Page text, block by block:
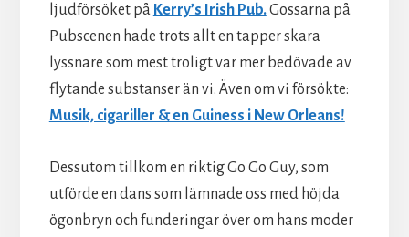
ljudförsöket på Kerry’s Irish Pub.Gossarna på
Pubscenen hade trots allt en tapper skara
lyssnare som mest troligt var mer bedövade av
flytande substanser än vi. Även om vi försökte:
Musik, cigariller & en Guiness i New Orleans!
Dessutom tillkom en riktig Go Go Guy, som
utförde en dans som lämnade oss med höjda
ögonbryn och funderingar över om hans moder